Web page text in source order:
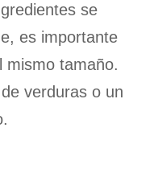
se
es importante
mismo tamaño.
verduras o un